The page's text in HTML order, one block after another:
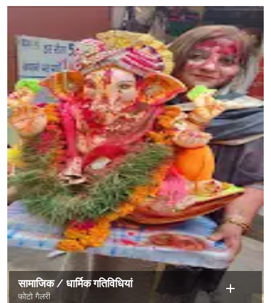
सामाजिक / धार्मिक गतिविधियां
फोटो गैलरी